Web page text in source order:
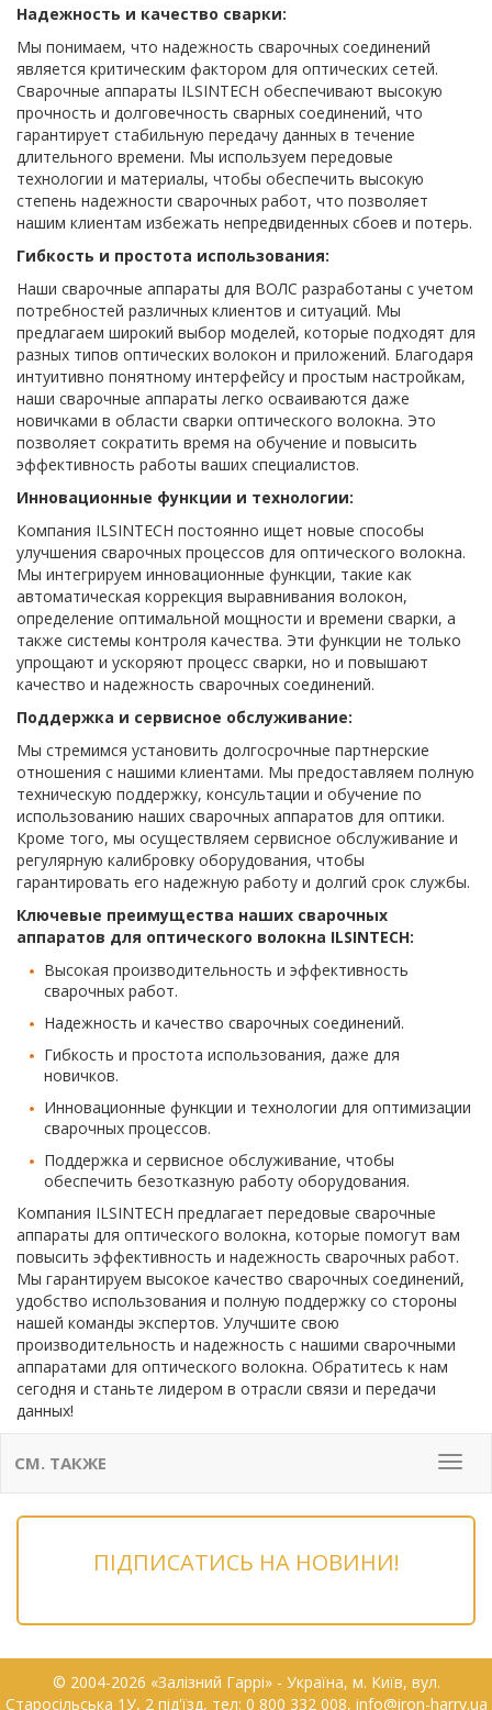
Надежность и качество сварки:
Мы понимаем, что надежность сварочных соединений
является критическим фактором для оптических сетей.
Сварочные аппараты ILSINTECH обеспечивают высокую
прочность и долговечность сварных соединений, что
гарантирует стабильную передачу данных в течение
длительного времени. Мы используем передовые
технологии и материалы, чтобы обеспечить высокую
степень надежности сварочных работ, что позволяет
нашим клиентам избежать непредвиденных сбоев и потерь.
Гибкость и простота использования:
Наши сварочные аппараты для ВОЛС разработаны с учетом
потребностей различных клиентов и ситуаций. Мы
предлагаем широкий выбор моделей, которые подходят для
разных типов оптических волокон и приложений. Благодаря
интуитивно понятному интерфейсу и простым настройкам,
наши сварочные аппараты легко осваиваются даже
новичками в области сварки оптического волокна. Это
позволяет сократить время на обучение и повысить
эффективность работы ваших специалистов.
Инновационные функции и технологии:
Компания ILSINTECH постоянно ищет новые способы
улучшения сварочных процессов для оптического волокна.
Мы интегрируем инновационные функции, такие как
автоматическая коррекция выравнивания волокон,
определение оптимальной мощности и времени сварки, а
также системы контроля качества. Эти функции не только
упрощают и ускоряют процесс сварки, но и повышают
качество и надежность сварочных соединений.
Поддержка и сервисное обслуживание:
Мы стремимся установить долгосрочные партнерские
отношения с нашими клиентами. Мы предоставляем полную
техническую поддержку, консультации и обучение по
использованию наших сварочных аппаратов для оптики.
Кроме того, мы осуществляем сервисное обслуживание и
регулярную калибровку оборудования, чтобы
гарантировать его надежную работу и долгий срок службы.
Ключевые преимущества наших сварочных
аппаратов для оптического волокна ILSINTECH:
Высокая производительность и эффективность
сварочных работ.
Надежность и качество сварочных соединений.
Гибкость и простота использования, даже для
новичков.
Инновационные функции и технологии для оптимизации
сварочных процессов.
Поддержка и сервисное обслуживание, чтобы
обеспечить безотказную работу оборудования.
Компания ILSINTECH предлагает передовые сварочные
аппараты для оптического волокна, которые помогут вам
повысить эффективность и надежность сварочных работ.
Мы гарантируем высокое качество сварочных соединений,
удобство использования и полную поддержку со стороны
нашей команды экспертов. Улучшите свою
производительность и надежность с нашими сварочными
аппаратами для оптического волокна. Обратитесь к нам
сегодня и станьте лидером в отрасли связи и передачи
данных!
Меню
СМ. ТАКЖЕ
ПІДПИСАТИСЬ НА НОВИНИ!
© 2004-2026 «Залізний Гаррі» - Українa, м. Київ, вул.
Старосільська 1У, 2 під'їзд, тел: 0 800 332 008, info@iron-harry.ua